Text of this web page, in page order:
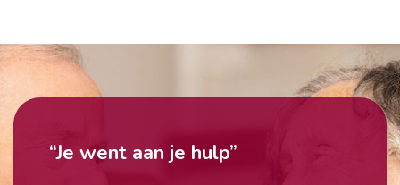
“Je went aan je hulp”